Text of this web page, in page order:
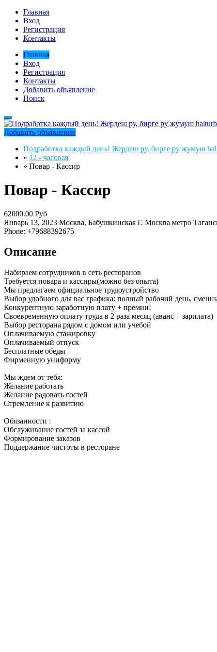
Главная
Вход
Регистрация
Контакты
Главная
Вход
Регистрация
Контакты
Добавить объявление
Поиск
Добавить объявление
Подработка каждый день! Жердеш ру, бирге ру жумуш
» 12 - часовая
» Повар - Кассир
Повар - Кассир
62000.00 Руб
Январь 13, 2023 Москва, Бабушкинская Г. Москва метро
Phone: +79688392675
Описание
Набираем сотрудников в сеть ресторанов
Требуется повара и кассиры(можно без опыта)
Мы предлагаем официальное трудоустройство
Выбор удобного для вас графика: полный рабочий день,
Конкурентную заработную плату + премии!
Своевременную оплату труда в 2 раза месяц (аванс + зарплата)
Выбор ресторана рядом с домом или учебой
Оплачиваемую стажировку
Оплачиваемый отпуск
Бесплатные обеды
Фирменную униформу
Мы ждем от тебя:
Желание работать
Желание радовать гостей
Стремление к развитию
Обязанности :
Обслуживание гостей за кассой
Формирование заказов
Поддержание чистоты в ресторане